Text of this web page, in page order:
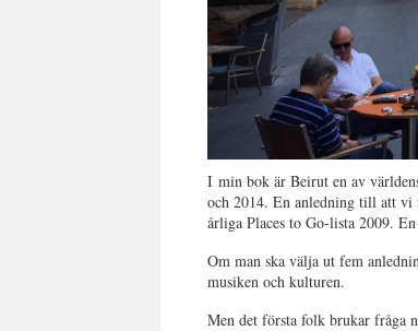
I min bok är Beirut en av
och 2014. En anledning till att
årliga Places to Go-lista 2009.
Om man ska välja ut fem
musiken och kulturen.
Men det första folk brukar fråga